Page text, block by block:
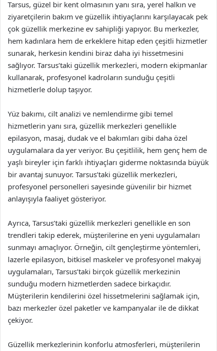
Tarsus, güzel bir kent olmasının yanı sıra, yerel halkın ve
ziyaretçilerin bakım ve güzellik ihtiyaçlarını karşılayacak pek
çok güzellik merkezine ev sahipliği yapıyor. Bu merkezler,
hem kadınlara hem de erkeklere hitap eden çeşitli hizmetler
sunarak, herkesin kendini biraz daha iyi hissetmesini
sağlıyor. Tarsus’taki güzellik merkezleri, modern ekipmanlar
kullanarak, profesyonel kadroların sunduğu çeşitli
hizmetlerle dolup taşıyor.
Yüz bakımı, cilt analizi ve nemlendirme gibi temel
hizmetlerin yanı sıra, güzellik merkezleri genellikle
epilasyon, masaj, dudak ve el bakımları gibi daha özel
uygulamalara da yer veriyor. Bu çeşitlilik, hem genç hem de
yaşlı bireyler için farklı ihtiyaçları giderme noktasında büyük
bir avantaj sunuyor. Tarsus’taki güzellik merkezleri,
profesyonel personelleri sayesinde güvenilir bir hizmet
anlayışıyla faaliyet gösteriyor.
Ayrıca, Tarsus’taki güzellik merkezleri genellikle en son
trendleri takip ederek, müşterilerine en yeni uygulamaları
sunmayı amaçlıyor. Örneğin, cilt gençleştirme yöntemleri,
lazerle epilasyon, bitkisel maskeler ve profesyonel makyaj
uygulamaları, Tarsus’taki birçok güzellik merkezinin
sunduğu modern hizmetlerden sadece birkaçıdır.
Müşterilerin kendilerini özel hissetmelerini sağlamak için,
bazı merkezler özel paketler ve kampanyalar ile de dikkat
çekiyor.
Güzellik merkezlerinin konforlu atmosferleri, müşterilerin